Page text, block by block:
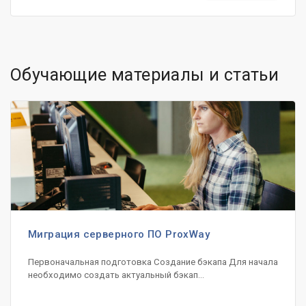
Обучающие материалы и статьи
Миграция серверного ПО ProxWay
Первоначальная подготовка Создание бэкапа Для начала
необходимо создать актуальный бэкап...